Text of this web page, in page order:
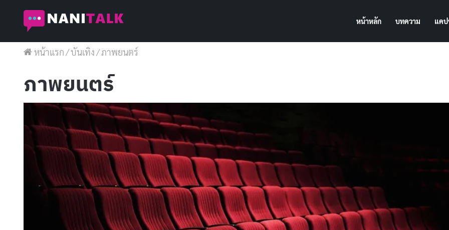
หน้าหลัก บทความ แค
หน้าแรก/บันเทิง/ภาพยนตร์
ภาพยนตร์